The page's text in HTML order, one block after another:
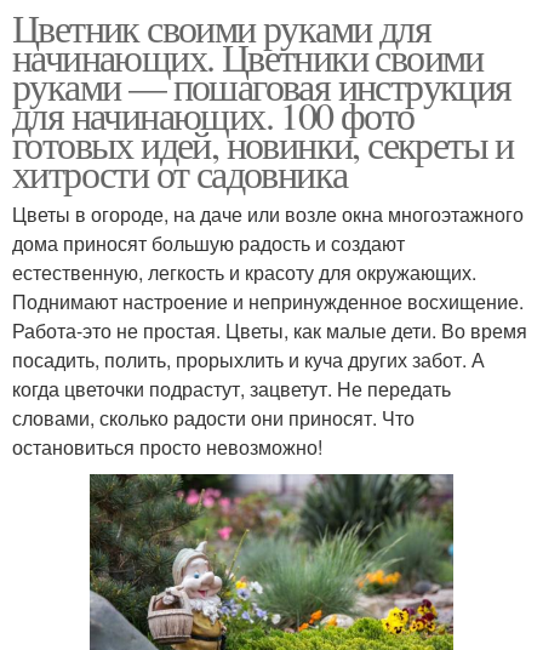
Цветник своими руками для
начинающих. Цветники своими
руками — пошаговая инструкция
для начинающих. 100 фото
готовых идей, новинки, секреты и
хитрости от садовника
Цветы в огороде, на даче или возле окна многоэтажного
дома приносят большую радость и создают
естественную, легкость и красоту для окружающих.
Поднимают настроение и непринужденное восхищение.
Работа-это не простая. Цветы, как малые дети. Во время
посадить, полить, прорыхлить и куча других забот. А
когда цветочки подрастут, зацветут. Не передать
словами, сколько радости они приносят. Что
остановиться просто невозможно!